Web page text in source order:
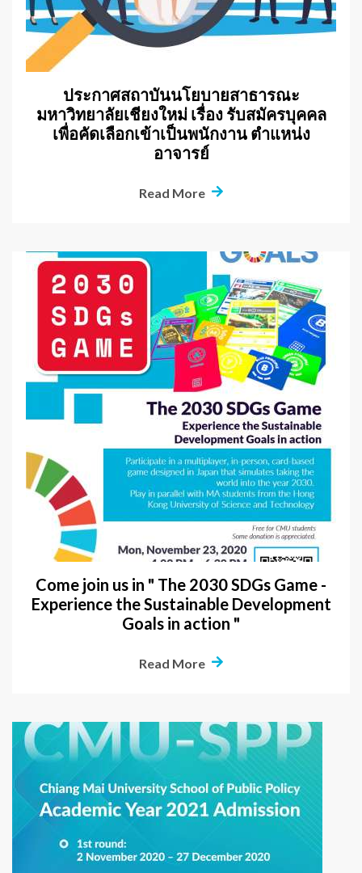
ประกาศสถาบันนโยบายสาธารณะ
มหาวิทยาลัยเชียงใหม่ เรื่อง รับสมัครบุคคล
เพื่อคัดเลือกเข้าเป็นพนักงาน ตำแหน่ง
อาจารย์
Read More
Come join us in " The 2030 SDGs Game -
Experience the Sustainable Development
Goals in action "
Read More